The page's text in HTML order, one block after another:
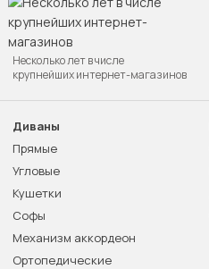
Несколько лет в числе
крупнейших интернет-магазинов
Диваны
Прямые
Угловые
Кушетки
Софы
Механизм аккордеон
Ортопедические